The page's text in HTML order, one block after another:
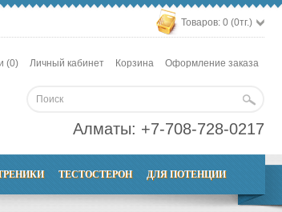
Товаров: 0 (0тг.)
(0) Личный кабинет Корзина Оформление заказа
Алматы: +7-708-728-0217
ТЕСТОСТЕРОН ДЛЯ ПОТЕНЦИИ